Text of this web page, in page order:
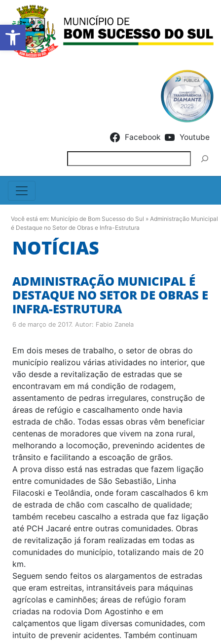
Barra de Ferramentas
Facebook Youtube
Você está em: Município de Bom Sucesso do Sul » Administração Municipal
é Destaque no Setor de Obras e Infra-Estrutura
NOTÍCIAS
ADMINISTRAÇÃO MUNICIPAL É
DESTAQUE NO SETOR DE OBRAS E
INFRA-ESTRUTURA
6 de março de 2017. Autor: Fabio Zanela
Em dois meses de trabalho, o setor de obras do
município realizou várias atividades no interior, que
vão desde a revitalização de estradas que se
encontravam em má condição de rodagem,
assentamento de pedras irregulares, construção de
áreas de refúgio e cascalhamento onde havia
estrada de chão. Todas essas obras vêm beneficiar
centenas de moradores que vivem na zona rural,
melhorando a locomoção, prevenindo acidentes de
trânsito e facilitando a escoação de grãos.
A prova disso está nas estradas que fazem ligação
entre comunidades de São Sebastião, Linha
Filacoski e Teolândia, onde foram cascalhados 6 km
de estrada de chão com cascalho de qualidade;
também recebeu cascalho a estrada que faz ligação
até PCH Jacaré entre outras comunidades. Obras
de revitalização já foram realizadas em todas as
comunidades do município, totalizando mais de 20
km.
Seguem sendo feitos os alargamentos de estradas
que eram estreitas, intransitáveis para máquinas
agrícolas e caminhões; áreas de refúgio foram
criadas na rodovia Dom Agostinho e em
calçamentos que ligam diversas comunidades, com
intuito de prevenir acidentes. Também continuam